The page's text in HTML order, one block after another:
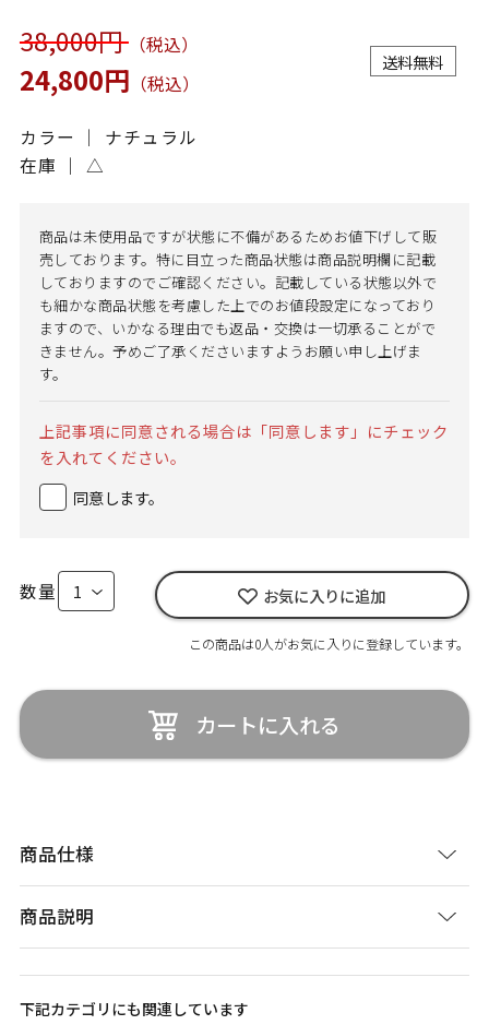
38,000円（税込）
24,800円 （税込）
送料無料
カラー ｜ ナチュラル
在庫 ｜ △
商品は未使用品ですが状態に不備があるためお値下げして販
売しております。特に目立った商品状態は商品説明欄に記載
しておりますのでご確認ください。記載している状態以外で
も細かな商品状態を考慮した上でのお値段設定になっており
ますので、いかなる理由でも返品・交換は一切承ることがで
きません。予めご了承くださいますようお願い申し上げま
す。
上記事項に同意される場合は「同意します」にチェック
を入れてください。
同意します。
数量 お気に入りに追加
この商品は0人がお気に入りに登録しています。
カートに入れる
商品仕様
商品説明
下記カテゴリにも関連しています